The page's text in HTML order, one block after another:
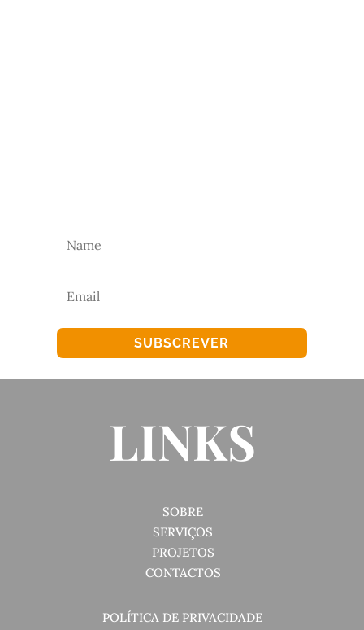
SUBSCREVER
LINKS
SOBRE
SERVIÇOS
PROJETOS
CONTACTOS
POLÍTICA DE PRIVACIDADE